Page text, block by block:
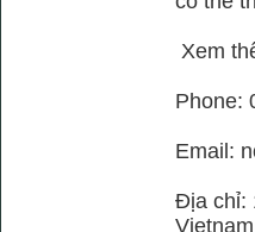
Xem
Phone:
Email:
Địa chỉ:
Vietnam